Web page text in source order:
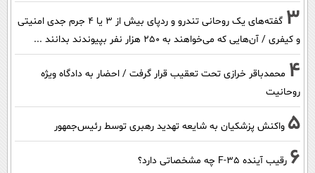
3
گفته‌های یک روحانی تندرو و ردپای بیش از ۳ یا ۴ جرم جدی امنیتی
و کیفری / آن‌هایی که می‌خواهند به ۲۵۰ هزار نفر بپیوندند بدانند ...
4 محمدباقر خرازی تحت تعقیب قرار گرفت / احضار به دادگاه ویژه
روحانیت
5 واکنش پزشکیان به شایعه تهدید رهبری توسط رئیس‌جمهور
6 رقیب آینده F-35 چه مشخصاتی دارد؟